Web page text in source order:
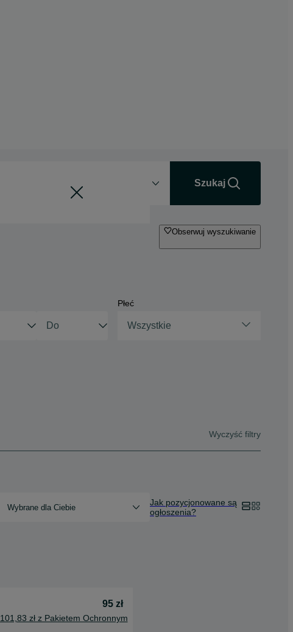
Szukaj
Obserwuj wyszukiwanie
Płeć
Wszystkie
Wyczyść filtry
Wybrane dla Ciebie
Jak pozycjonowane są
ogłoszenia?
95 zł
101,83 zł z Pakietem Ochronnym